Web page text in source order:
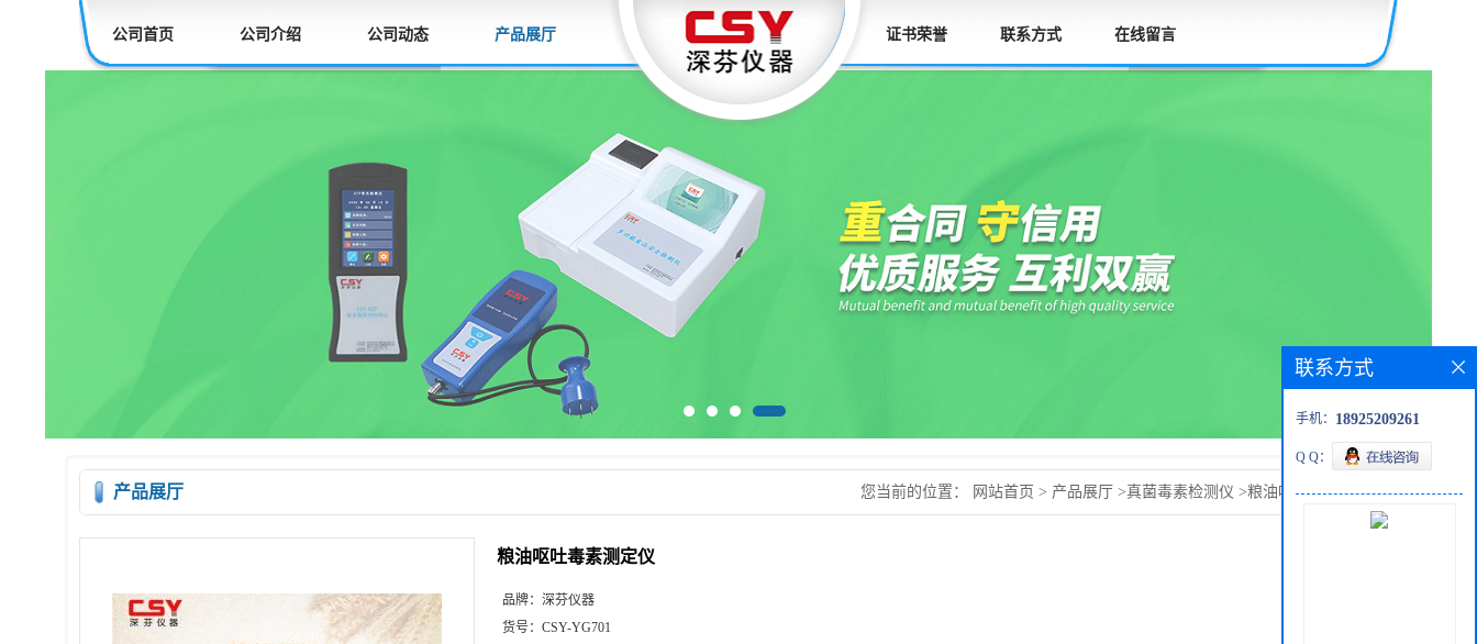
公司首页 公司介绍 公司动态 产品展厅 证书荣誉 联系方式 在线留言
产品展厅 您当前的位置： 网站首页 > 产品展厅 >真菌毒素检测仪 >粮油呕吐毒素测定仪
粮油呕吐毒素测定仪
品牌： 深芬仪器
货号： CSY-YG701
联系方式
手机： 18925209261
Q Q：